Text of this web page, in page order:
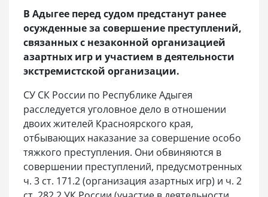
В Адыгее перед судом предстанут ранее
осужденные за совершение преступлений,
связанных с незаконной организацией
азартных игр и участием в деятельности
экстремистской организации.
СУ СК России по Республике Адыгея
расследуется уголовное дело в отношении
двоих жителей Красноярского края,
отбывающих наказание за совершение особо
тяжкого преступления. Они обвиняются в
совершении преступлений, предусмотренных
ч. 3 ст. 171.2 (организация азартных игр) и ч. 2